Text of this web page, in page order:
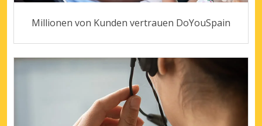
Millionen von Kunden vertrauen DoYouSpain